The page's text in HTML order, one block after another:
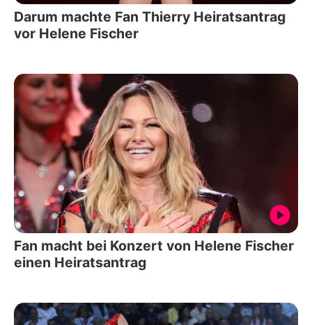
Darum machte Fan Thierry Heiratsantrag
vor Helene Fischer
Fan macht bei Konzert von Helene Fischer
einen Heiratsantrag